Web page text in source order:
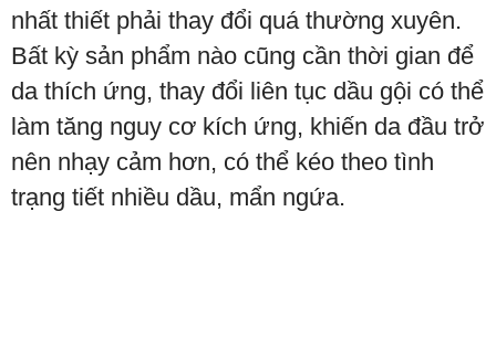
nhất thiết phải thay đổi quá thường xuyên.
Bất kỳ sản phẩm nào cũng cần thời gian để
da thích ứng, thay đổi liên tục dầu gội có thể
làm tăng nguy cơ kích ứng, khiến da đầu trở
nên nhạy cảm hơn, có thể kéo theo tình
trạng tiết nhiều dầu, mẩn ngứa.